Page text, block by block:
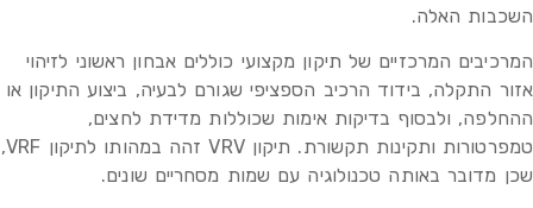
השכבות האלה.
המרכיבים המרכזיים של תיקון מקצועי כוללים אבחון ראשוני לזיהוי
אזור התקלה, בידוד הרכיב הספציפי שגורם לבעיה, ביצוע התיקון או
ההחלפה, ולבסוף בדיקות אימות שכוללות מדידת לחצים,
טמפרטורות ותקינות תקשורת. תיקון VRV זהה במהותו לתיקון VRF,
שכן מדובר באותה טכנולוגיה עם שמות מסחריים שונים.